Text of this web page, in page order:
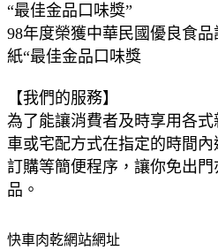
“最佳金品口味獎”
98年度榮獲中華民國優良食
紙“最佳金品口味獎
【我們的服務】
為了能讓消費者及時享用各
車或宅配方式在指定的時間
訂購等簡便程序，讓你免出
品。
快車肉乾網站網址